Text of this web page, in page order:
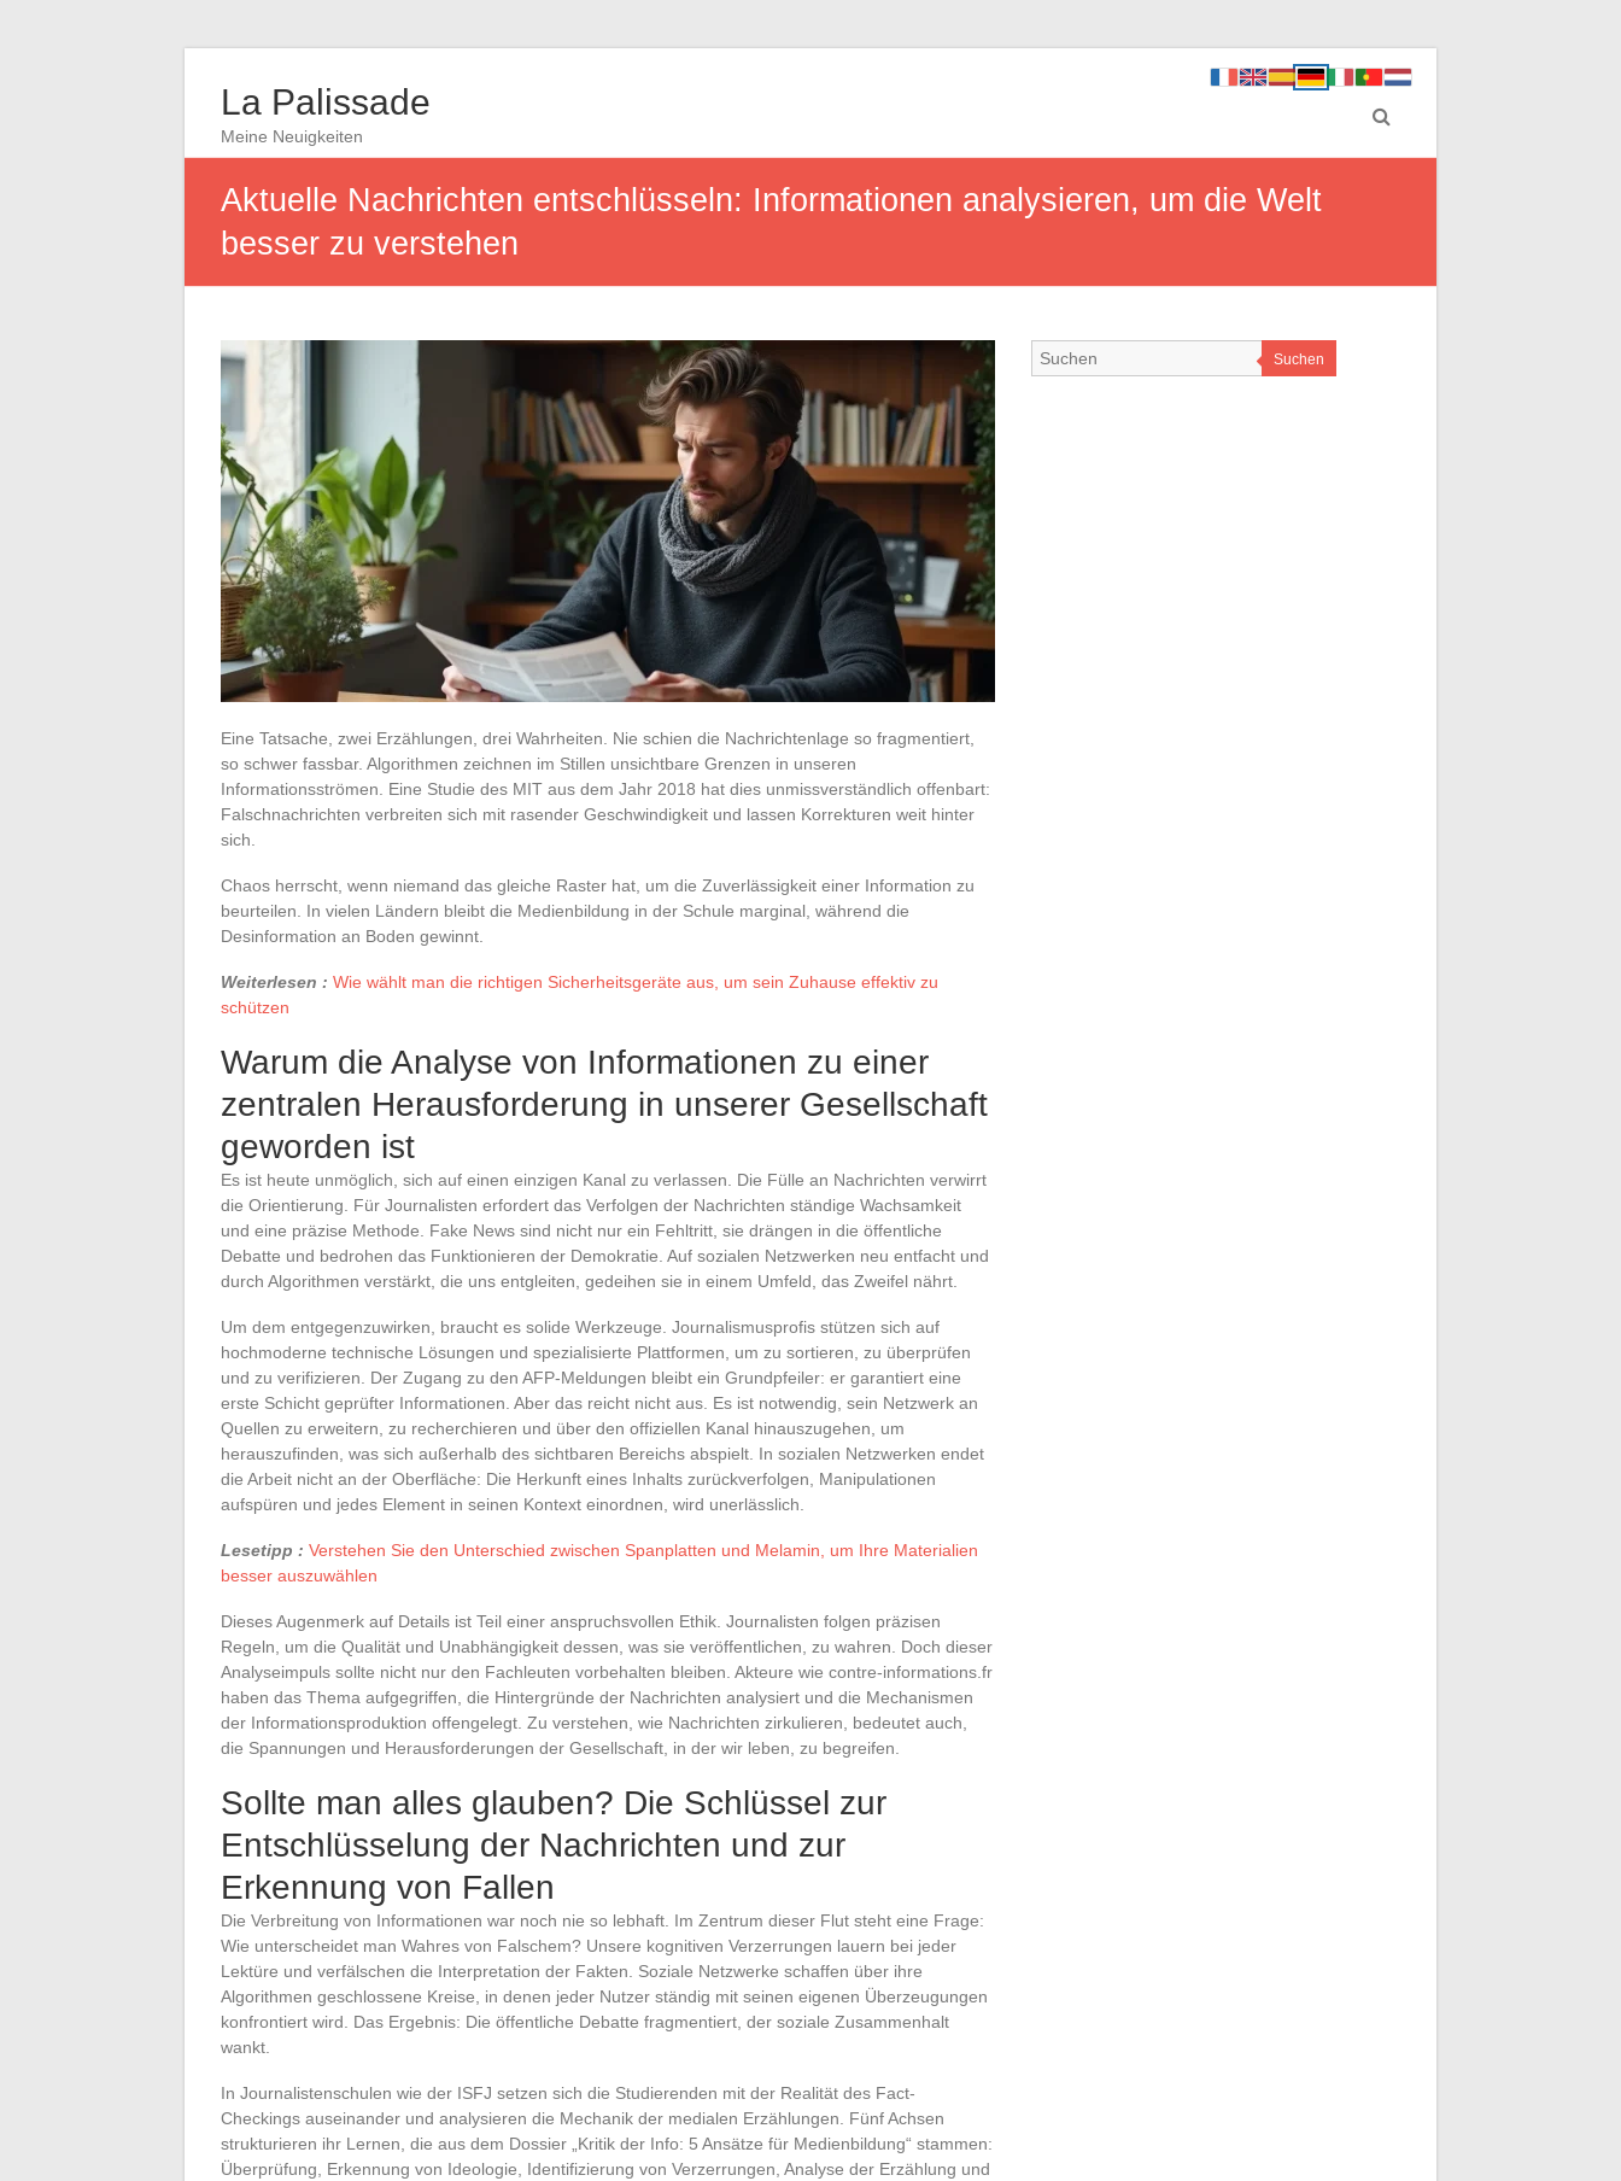
La Palissade
Meine Neuigkeiten
Aktuelle Nachrichten entschlüsseln: Informationen analysieren, um die Welt
besser zu verstehen
Eine Tatsache, zwei Erzählungen, drei Wahrheiten. Nie schien die Nachrichtenlage so fragmentiert,
so schwer fassbar. Algorithmen zeichnen im Stillen unsichtbare Grenzen in unseren
Informationsströmen. Eine Studie des MIT aus dem Jahr 2018 hat dies unmissverständlich offenbart:
Falschnachrichten verbreiten sich mit rasender Geschwindigkeit und lassen Korrekturen weit hinter
sich.
Chaos herrscht, wenn niemand das gleiche Raster hat, um die Zuverlässigkeit einer Information zu
beurteilen. In vielen Ländern bleibt die Medienbildung in der Schule marginal, während die
Desinformation an Boden gewinnt.
Weiterlesen : Wie wählt man die richtigen Sicherheitsgeräte aus, um sein Zuhause effektiv zu
schützen
Warum die Analyse von Informationen zu einer
zentralen Herausforderung in unserer Gesellschaft
geworden ist
Es ist heute unmöglich, sich auf einen einzigen Kanal zu verlassen. Die Fülle an Nachrichten verwirrt
die Orientierung. Für Journalisten erfordert das Verfolgen der Nachrichten ständige Wachsamkeit
und eine präzise Methode. Fake News sind nicht nur ein Fehltritt, sie drängen in die öffentliche
Debatte und bedrohen das Funktionieren der Demokratie. Auf sozialen Netzwerken neu entfacht und
durch Algorithmen verstärkt, die uns entgleiten, gedeihen sie in einem Umfeld, das Zweifel nährt.
Um dem entgegenzuwirken, braucht es solide Werkzeuge. Journalismusprofis stützen sich auf
hochmoderne technische Lösungen und spezialisierte Plattformen, um zu sortieren, zu überprüfen
und zu verifizieren. Der Zugang zu den AFP-Meldungen bleibt ein Grundpfeiler: er garantiert eine
erste Schicht geprüfter Informationen. Aber das reicht nicht aus. Es ist notwendig, sein Netzwerk an
Quellen zu erweitern, zu recherchieren und über den offiziellen Kanal hinauszugehen, um
herauszufinden, was sich außerhalb des sichtbaren Bereichs abspielt. In sozialen Netzwerken endet
die Arbeit nicht an der Oberfläche: Die Herkunft eines Inhalts zurückverfolgen, Manipulationen
aufspüren und jedes Element in seinen Kontext einordnen, wird unerlässlich.
Lesetipp : Verstehen Sie den Unterschied zwischen Spanplatten und Melamin, um Ihre Materialien
besser auszuwählen
Dieses Augenmerk auf Details ist Teil einer anspruchsvollen Ethik. Journalisten folgen präzisen
Regeln, um die Qualität und Unabhängigkeit dessen, was sie veröffentlichen, zu wahren. Doch dieser
Analyseimpuls sollte nicht nur den Fachleuten vorbehalten bleiben. Akteure wie contre-informations.fr
haben das Thema aufgegriffen, die Hintergründe der Nachrichten analysiert und die Mechanismen
der Informationsproduktion offengelegt. Zu verstehen, wie Nachrichten zirkulieren, bedeutet auch,
die Spannungen und Herausforderungen der Gesellschaft, in der wir leben, zu begreifen.
Sollte man alles glauben? Die Schlüssel zur
Entschlüsselung der Nachrichten und zur
Erkennung von Fallen
Die Verbreitung von Informationen war noch nie so lebhaft. Im Zentrum dieser Flut steht eine Frage:
Wie unterscheidet man Wahres von Falschem? Unsere kognitiven Verzerrungen lauern bei jeder
Lektüre und verfälschen die Interpretation der Fakten. Soziale Netzwerke schaffen über ihre
Algorithmen geschlossene Kreise, in denen jeder Nutzer ständig mit seinen eigenen Überzeugungen
konfrontiert wird. Das Ergebnis: Die öffentliche Debatte fragmentiert, der soziale Zusammenhalt
wankt.
In Journalistenschulen wie der ISFJ setzen sich die Studierenden mit der Realität des Fact-
Checkings auseinander und analysieren die Mechanik der medialen Erzählungen. Fünf Achsen
strukturieren ihr Lernen, die aus dem Dossier „Kritik der Info: 5 Ansätze für Medienbildung“ stammen:
Überprüfung, Erkennung von Ideologie, Identifizierung von Verzerrungen, Analyse der Erzählung und
Suchen